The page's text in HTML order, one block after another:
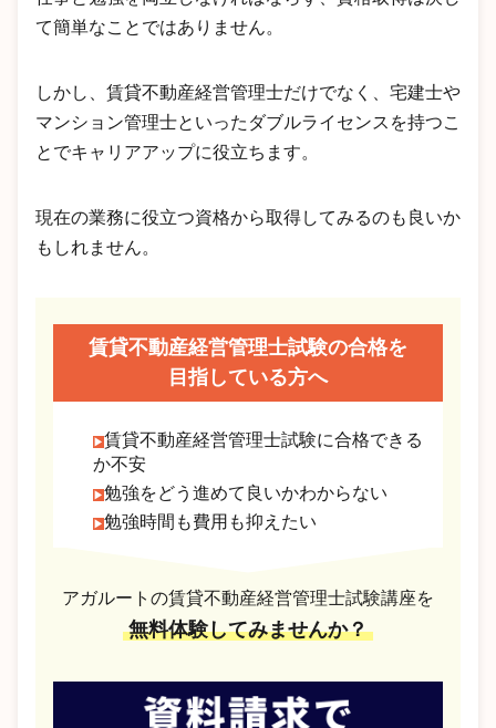
て簡単なことではありません。
しかし、賃貸不動産経営管理士だけでなく、宅建士や
マンション管理士といったダブルライセンスを持つこ
とでキャリアアップに役立ちます。
現在の業務に役立つ資格から取得してみるのも良いか
もしれません。
賃貸不動産経営管理士試験の合格を
目指している方へ
賃貸不動産経営管理士試験に合格できる
か不安
勉強をどう進めて良いかわからない
勉強時間も費用も抑えたい
アガルートの賃貸不動産経営管理士試験講座を
無料体験してみませんか？